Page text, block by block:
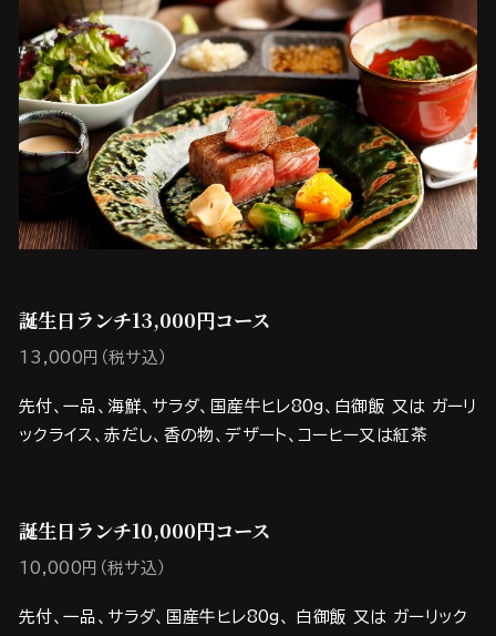
誕生日ランチ13,000円コース
13,000円（税サ込）
先付、一品、海鮮、サラダ、国産牛ヒレ80g、白御飯 又は ガーリ
ックライス、赤だし、香の物、デザート、コーヒー又は紅茶
誕生日ランチ10,000円コース
10,000円（税サ込）
先付、一品、サラダ、国産牛ヒレ80g、 白御飯 又は ガーリック